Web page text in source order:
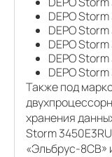
DEPO Storm
DEPO
DEPO
DEPO
DEPO
Также под
хранения
Storm
«Эльбрус-8СВ»